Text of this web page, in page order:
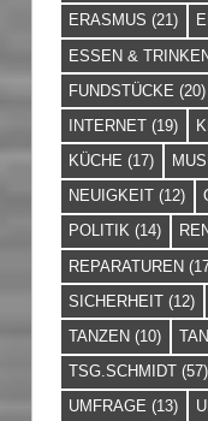
ERASMUS (21)
ESSEN &
FUNDSTÜCKE (20)
INTERNET (19)
KÜCHE (17)
NEUIGKEIT (12)
POLITIK (14)
REPARATUREN
SICHERHEIT (12)
TANZEN (10)
TSG.SCHMIDT (57)
UMFRAGE (13)